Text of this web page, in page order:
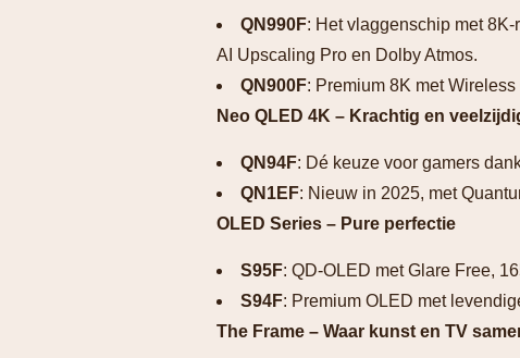
QN990F: Het vlaggenschip met
AI Upscaling Pro en Dolby Atmos.
QN900F: Premium 8K met
Neo QLED 4K – Krachtig en
QN94F: Dé keuze voor gamers
QN1EF: Nieuw in 2025, met
OLED Series – Pure perfectie
S95F: QD-OLED met Glare Free,
S94F: Premium OLED met
The Frame – Waar kunst en TV